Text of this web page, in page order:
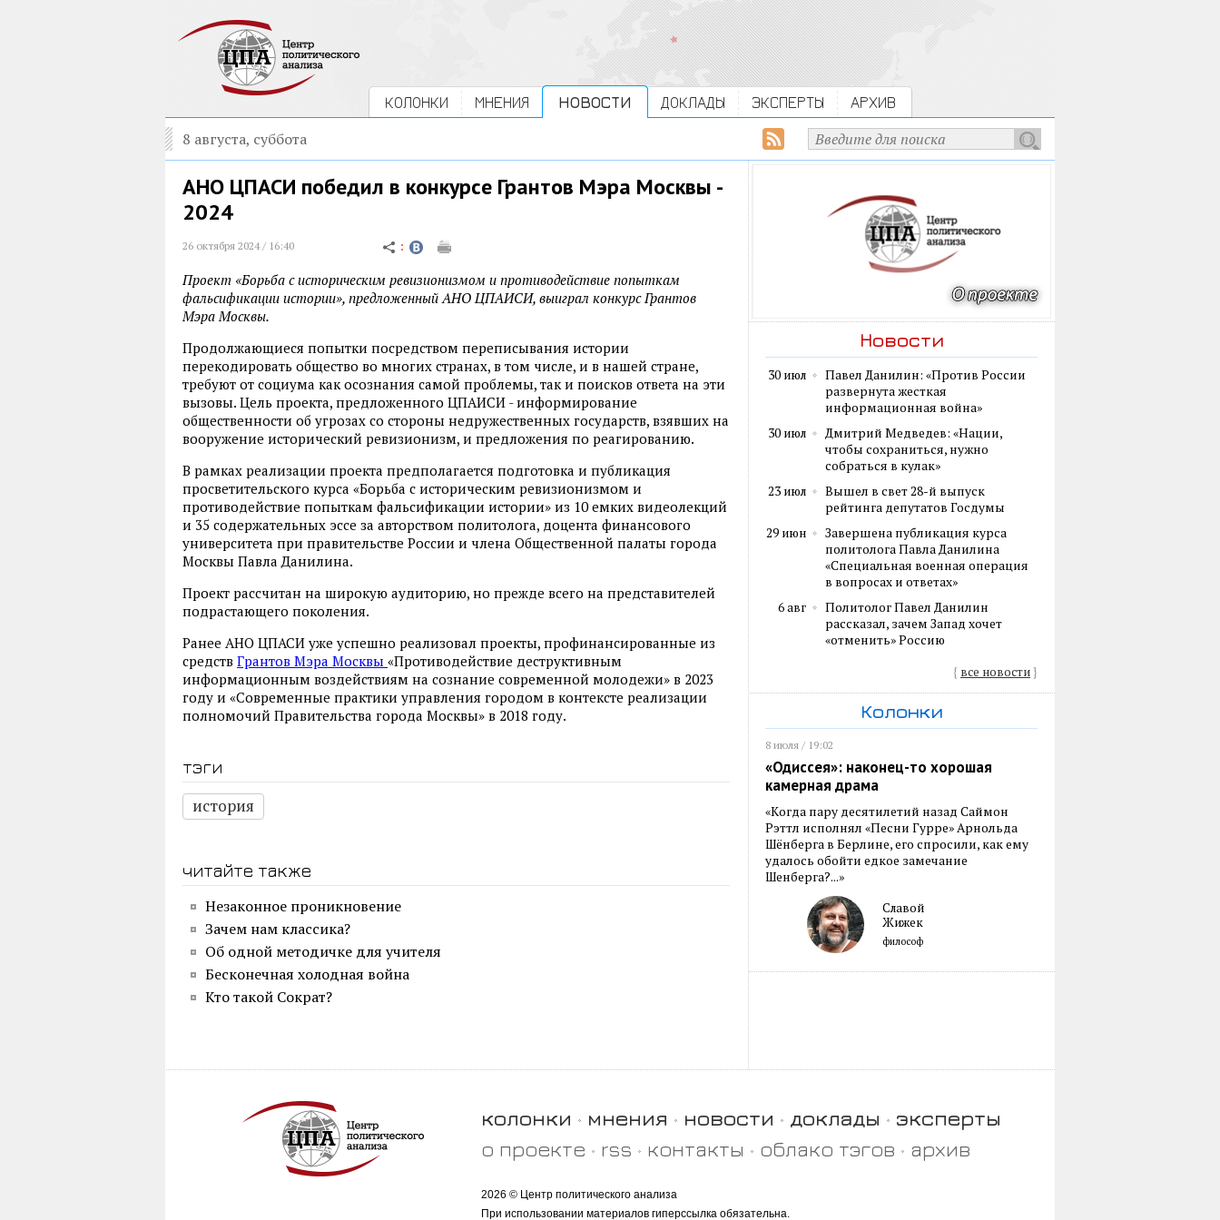
КОЛОНКИ МНЕНИЯ НОВОСТИ ДОКЛАДЫ ЭКСПЕРТЫ АРХИВ
8 августа, суббота
АНО ЦПАСИ победил в конкурсе Грантов Мэра Москвы -
2024
26 октября 2024 / 16:40
Проект «Борьба с историческим ревизионизмом и противодействие попыткам
фальсификации истории», предложенный АНО ЦПАИСИ, выиграл конкурс Грантов
Мэра Москвы.
Продолжающиеся попытки посредством переписывания истории
перекодировать общество во многих странах, в том числе, и в нашей стране,
требуют от социума как осознания самой проблемы, так и поисков ответа на эти
вызовы. Цель проекта, предложенного ЦПАИСИ - информирование
общественности об угрозах со стороны недружественных государств, взявших на
вооружение исторический ревизионизм, и предложения по реагированию.
В рамках реализации проекта предполагается подготовка и публикация
просветительского курса «Борьба с историческим ревизионизмом и
противодействие попыткам фальсификации истории» из 10 емких видеолекций
и 35 содержательных эссе за авторством политолога, доцента финансового
университета при правительстве России и члена Общественной палаты города
Москвы Павла Данилина.
Проект рассчитан на широкую аудиторию, но прежде всего на представителей
подрастающего поколения.
Ранее АНО ЦПАСИ уже успешно реализовал проекты, профинансированные из
средств Грантов Мэра Москвы «Противодействие деструктивным
информационным воздействиям на сознание современной молодежи» в 2023
году и «Современные практики управления городом в контексте реализации
полномочий Правительства города Москвы» в 2018 году.
тэги
история
читайте также
Незаконное проникновение
Зачем нам классика?
Об одной методичке для учителя
Бесконечная холодная война
Кто такой Сократ?
Новости
30 июл
Павел Данилин: «Против России
развернута жесткая
информационная война»
30 июл
Дмитрий Медведев: «Нации,
чтобы сохраниться, нужно
собраться в кулак»
23 июл
Вышел в свет 28-й выпуск
рейтинга депутатов Госдумы
29 июн
Завершена публикация курса
политолога Павла Данилина
«Специальная военная операция
в вопросах и ответах»
6 авг
Политолог Павел Данилин
рассказал, зачем Запад хочет
«отменить» Россию
{ все новости}
Колонки
8 июля / 19:02
«Одиссея»: наконец-то хорошая
камерная драма
«Когда пару десятилетий назад Саймон
Рэттл исполнял «Песни Гурре» Арнольда
Шёнберга в Берлине, его спросили, как ему
удалось обойти едкое замечание
Шенберга?...»
Славой
Жижек
философ
колонки мнения новости доклады
эксперты
о проекте
rss контакты облако тэгов архив
2026 © Центр политического анализа
При использовании материалов гиперссылка обязательна.